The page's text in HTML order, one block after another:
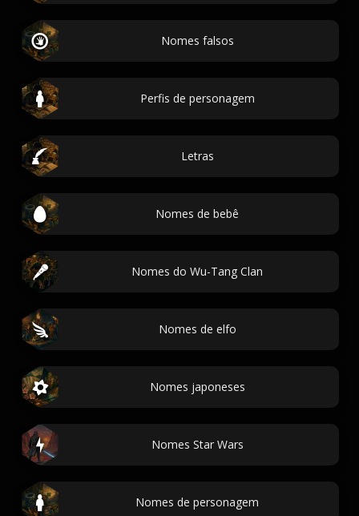
Nomes falsos
Perfis de personagem
Letras
Nomes de bebê
Nomes do Wu-Tang Clan
Nomes de elfo
Nomes japoneses
Nomes Star Wars
Nomes de personagem